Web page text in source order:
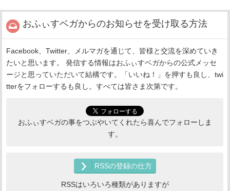
おふぃすベガからのお知らせを受け取る方法
Facebook、Twitter、メルマガを通じて、皆様と交流を深めていき
たいと思います。 発信する情報はおふぃすベガからの公式メッセ
ージと思っていただいて結構です。「いいね！」を押すも良し、twi
tterをフォローするも良し。すべては皆さま次第です。
おふぃすベガの事をつぶやいてくれたら喜んでフォローしま
す。
RSSの登録の仕方
RSSはいろいろ種類がありますが